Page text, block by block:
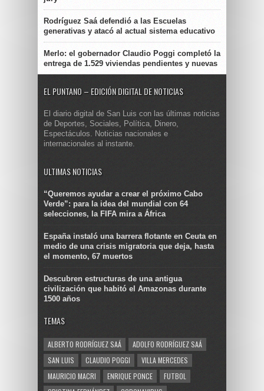
Rodríguez Saá defendió a las Escuelas
generativas y atacó al actual sistema educativo
Merlo: el gobernador Claudio Poggi completó la
entrega de 1.529 viviendas pendientes y nuevas
EL PUNTANO – EDICIÓN DIGITAL DE NOTICIAS
El diario digital de San Luis con las últimas noticias
de Deportes, Sociales, Política, Dinero,
Espectáculos. Noticias nacionales e
internacionales al instante.
ULTIMAS NOTICIAS
“Queremos ayudar a crear el próximo Cabo
Verde”: para la idea del mundial con 64
selecciones, la FIFA mira a África
España instaló una barrera flotante en Ceuta en
medio de una crisis migratoria que deja, hasta
el momento, 67 muertos
Descubren estructuras de una antigua
civilización que habitó el Amazonas durante
1500 años
TEMAS
ALBERTO RODRÍGUEZ SAÁ
ADOLFO RODRÍGUEZ SAÁ
SAN LUIS
CLAUDIO POGGI
VILLA MERCEDES
MAURICIO MACRI
ENRIQUE PONCE
FUTBOL